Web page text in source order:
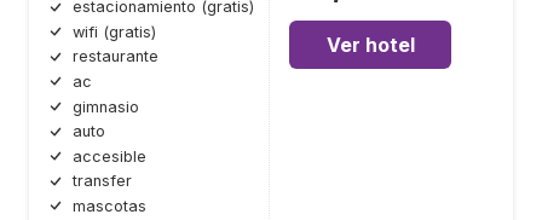
estacionamiento (gratis)
wifi (gratis)
restaurante
ac
gimnasio
auto
accesible
transfer
mascotas
Ver hotel